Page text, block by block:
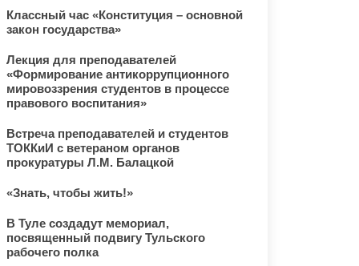
Классный час «Конституция – основной
закон государства»
Лекция для преподавателей
«Формирование антикоррупционного
мировоззрения студентов в процессе
правового воспитания»
Встреча преподавателей и студентов
ТОККиИ с ветераном органов
прокуратуры Л.М. Балацкой
«Знать, чтобы жить!»
В Туле создадут мемориал,
посвященный подвигу Тульского
рабочего полка